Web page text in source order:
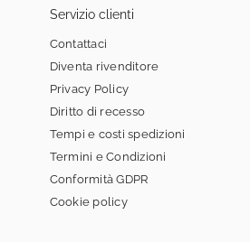
Servizio clienti
Contattaci
Diventa rivenditore
Privacy Policy
Diritto di recesso
Tempi e costi spedizioni
Termini e Condizioni
Conformità GDPR
Cookie policy